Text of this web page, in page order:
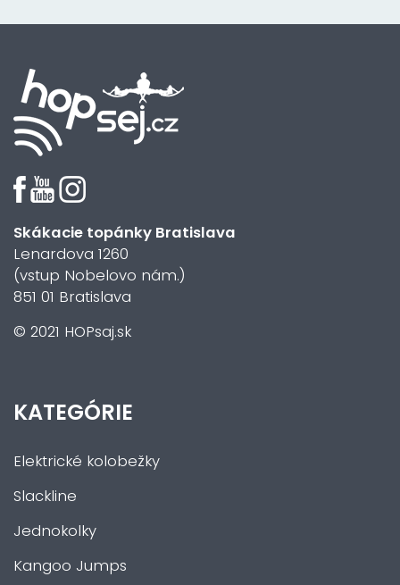
Skákacie topánky Bratislava
Lenardova 1260
(vstup Nobelovo nám.)
851 01 Bratislava
© 2021 HOPsaj.sk
KATEGÓRIE
Elektrické kolobežky
Slackline
Jednokolky
Kangoo Jumps